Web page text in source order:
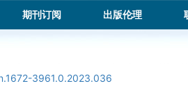
期刊订阅 出版伦理
3961.0.2023.036